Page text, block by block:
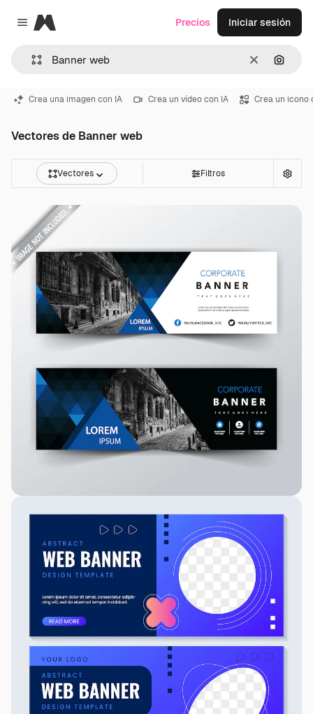
Close menu
Magnific
Borrar
Precios Iniciar sesión
Crea una imagen con IA Crea un vídeo con IA Crea un icono
Vectores de Banner web
Vectores Filtros